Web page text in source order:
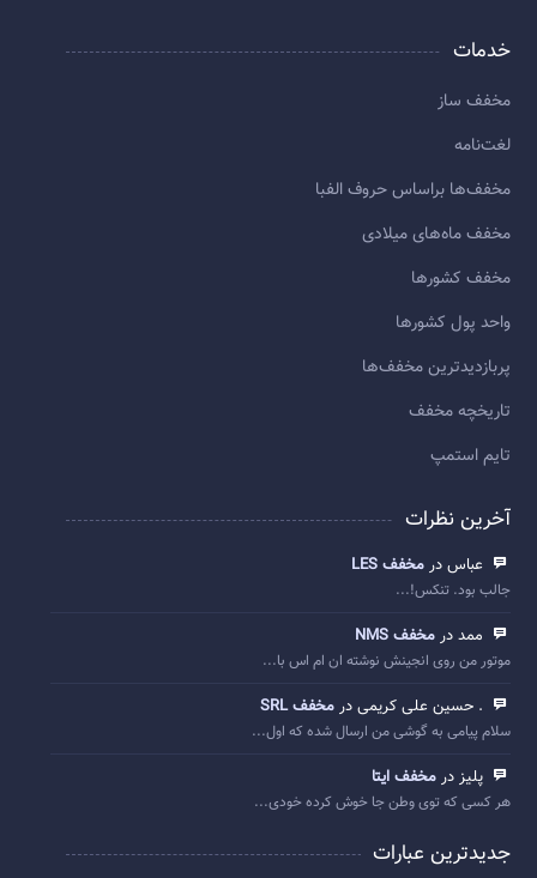
خدمات
مخفف ساز
لغت‌نامه
مخفف‌ها براساس حروف الفبا
مخفف ماه‌های میلادی
مخفف کشورها
واحد پول کشورها
پربازديدترين مخفف‌ها
تاريخچه مخفف
تایم استمپ
آخرین نظرات
عباس در مخفف LES
جالب بود. تنکس!...
ممد در مخفف NMS
موتور من روی انجینش نوشته ان ام اس با...
. حسین علی کریمی در مخفف SRL
سلام پیامی به گوشی من ارسال شده که اول...
پلیز در مخفف ایتا
هر کسی که توی وطن جا خوش کرده خودی...
جدیدترین عبارات